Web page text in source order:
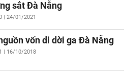
sắt Đà Nẵng
| 24/01/2021
vốn di dời ga Đà Nẵng
| 16/10/2018